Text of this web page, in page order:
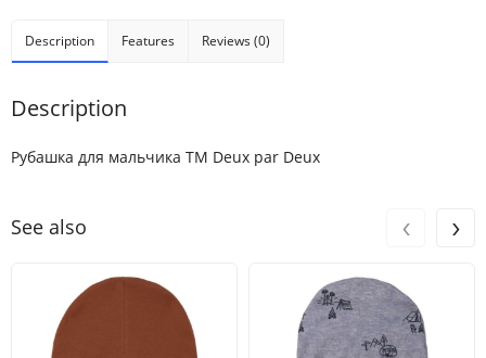
Description Features Reviews (0)
Description
Рубашка для мальчика ТМ Deux par Deux
See also ‹ ›